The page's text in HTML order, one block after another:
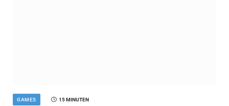
GAMES 15 MINUTEN